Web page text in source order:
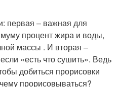
первая – важная для
процент жира и воды,
массы . И вторая –
«есть что сушить». Ведь
добиться прорисовки
прорисовываться?